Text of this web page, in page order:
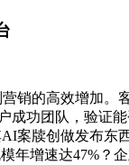
的高效增加。
功团队，验证
案牍创做发布
年增速达47%？